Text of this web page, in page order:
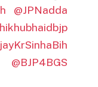
@JPNadda
@BJP4BGS